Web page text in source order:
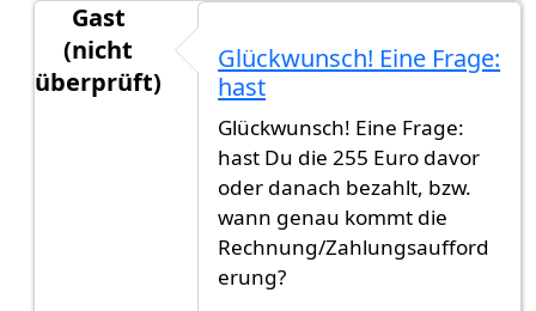
Gast
(nicht
überprüft)
Heute habe ich die von gast123
Glückwunsch! Eine Frage:
hast
Glückwunsch! Eine Frage:
hast Du die 255 Euro davor
oder danach bezahlt, bzw.
wann genau kommt die
Rechnung/Zahlungsaufford
erung?